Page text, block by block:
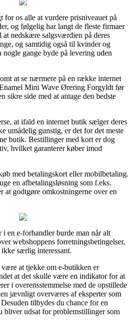
os alle at vurdere prisniveauet på
og følgelig har langt de fleste firmaer
at nedskære salgsværdien på deres
og samtidig også til kvinder og
gange byde på levering uden
at se nærmere på en række internet
Mini Wave Ørering Forgyldt før
sikre side med at antage den bedste
at ifald en internet butik sælger deres
umådelig gunstig, er det for det meste
butik. Bestillinger med kort er dog
hvilket garanterer køber imod
med betalingskort eller mobilbetaling.
en afbetalingsløsning som f.eks.
godtgøre omkostningerne over en
en e-forhandler burde man når alt
webshoppens forretningsbetingelser,
særlig interessant.
at tjekke om e-butikken er
at det skulle være en indikator for at
i overensstemmelse med de opstillede
jævnligt overværes af eksperter som
tilbydes du chance for en
bliver udsat for problemstillinger som